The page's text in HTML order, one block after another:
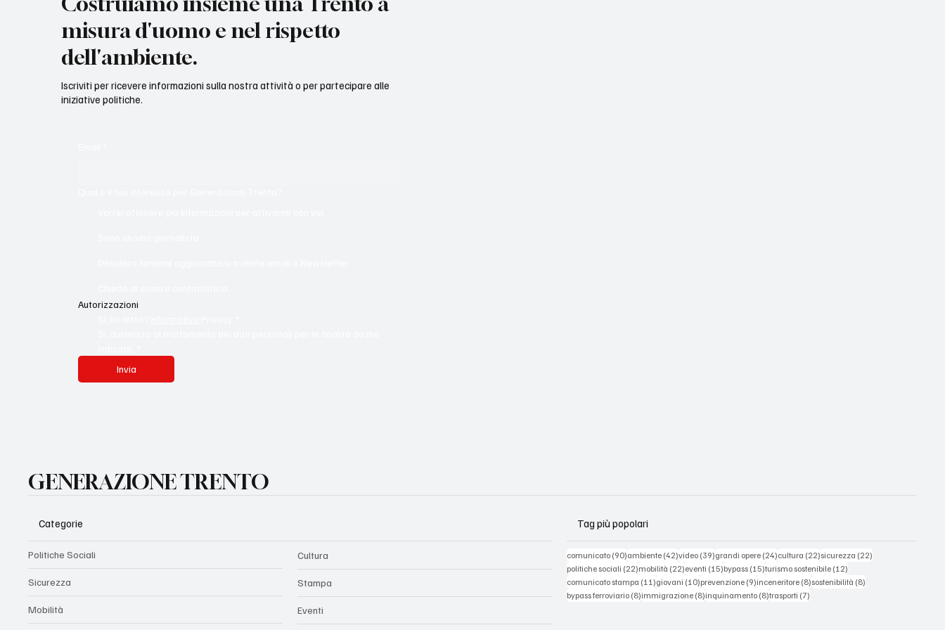
misura d'uomo e nel rispetto
dell'ambiente.
Autorizzazioni
Invia
Iscriviti per ricevere informazioni sulla nostra attività o per partecipare alle
iniziative politiche.
GENERAZIONE TRENTO
Categorie
Politiche Sociali
Sicurezza
Mobilità
Cultura
Stampa
Eventi
Tag più popolari
comunicato (90)90 post
ambiente (42)42 post
video (39)39 post
grandi opere (24)24 post
cultura (22)22 post
sicurezza (22)
politiche sociali (22)22 post
mobilità (22)22 post
eventi (15)15 post
bypass (15)15 post
turismo sostenibile (12)
comunicato stampa (11)11 post
giovani (10)10 post
prevenzione (9)9 post
inceneritore (8)8 post
sostenibilità (8)
bypass ferroviario (8)8 post
immigrazione (8)8 post
inquinamento (8)8 post
trasporti (7)